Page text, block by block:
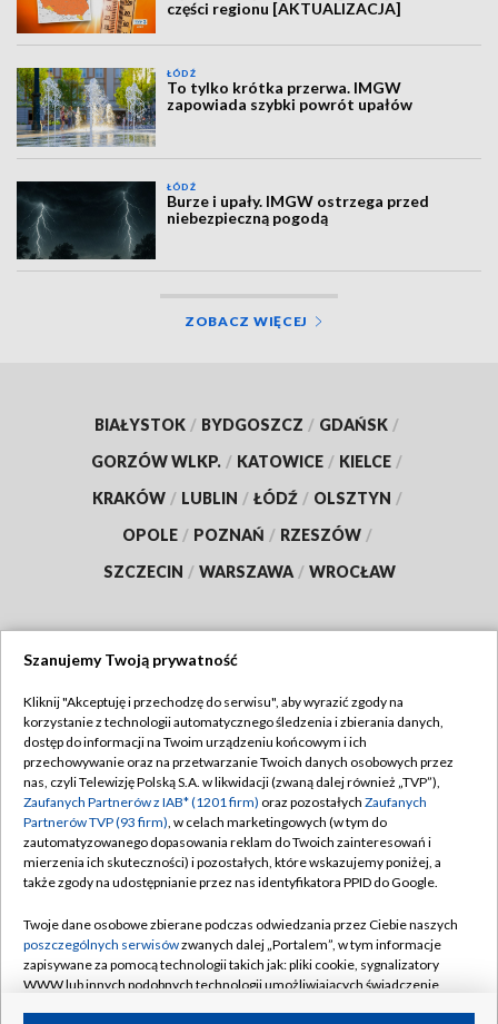
części regionu [AKTUALIZACJA]
ŁÓDŹ
To tylko krótka przerwa. IMGW
zapowiada szybki powrót upałów
ŁÓDŹ
Burze i upały. IMGW ostrzega przed
niebezpieczną pogodą
ZOBACZ WIĘCEJ
BIAŁYSTOK / BYDGOSZCZ / GDAŃSK /
GORZÓW WLKP. / KATOWICE / KIELCE /
KRAKÓW / LUBLIN / ŁÓDŹ / OLSZTYN /
OPOLE / POZNAŃ / RZESZÓW /
SZCZECIN / WARSZAWA / WROCŁAW
TVP
Abonament TVP
Emisja w TVP
Centrum informacji TVP
Naziemna Telewizja Cyfrowa
Rada Programowa
System NOS
Informacje o nadawcy
Regulamin TVP
Polityka prywatności
Moje zgody
Pomoc
Kontakt
Kanały
Szanujemy Twoją prywatność
Kliknij "Akceptuję i przechodzę do serwisu", aby wyrazić zgody na
korzystanie z technologii automatycznego śledzenia i zbierania danych,
dostęp do informacji na Twoim urządzeniu końcowym i ich
przechowywanie oraz na przetwarzanie Twoich danych osobowych przez
nas, czyli Telewizję Polską S.A. w likwidacji (zwaną dalej również „TVP”),
Zaufanych Partnerów z IAB* (1201 firm) oraz pozostałych Zaufanych
Partnerów TVP (93 firm), w celach marketingowych (w tym do
zautomatyzowanego dopasowania reklam do Twoich zainteresowań i
mierzenia ich skuteczności) i pozostałych, które wskazujemy poniżej, a
także zgody na udostępnianie przez nas identyfikatora PPID do Google.
Twoje dane osobowe zbierane podczas odwiedzania przez Ciebie naszych
poszczególnych serwisówzwanych dalej „Portalem”, w tym informacje
zapisywane za pomocą technologii takich jak: pliki cookie, sygnalizatory
WWW lub innych podobnych technologii umożliwiających świadczenie